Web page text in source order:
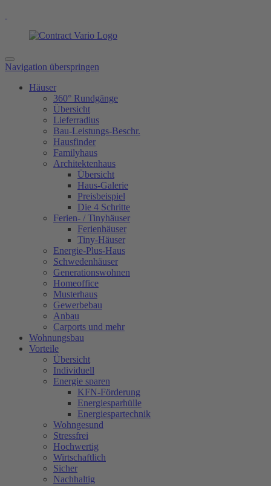
Navigation überspringen
Häuser
360° Rundgänge
Übersicht
Lieferradius
Bau-Leistungs-Beschr.
Hausfinder
Familyhaus
Architektenhaus
Übersicht
Haus-Galerie
Preisbeispiel
Die 4 Schritte
Ferien- / Tinyhäuser
Ferienhäuser
Tiny-Häuser
Energie-Plus-Haus
Schwedenhäuser
Generationswohnen
Homeoffice
Musterhaus
Gewerbebau
Anbau
Carports und mehr
Wohnungsbau
Vorteile
Übersicht
Individuell
Energie sparen
KFN-Förderung
Energiesparhülle
Energiespartechnik
Wohngesund
Stressfrei
Hochwertig
Wirtschaftlich
Sicher
Nachhaltig